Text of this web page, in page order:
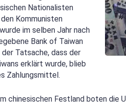
Nationalisten
Kommunisten
im selben Jahr nach
Bank of Taiwan
Tatsache, dass der
erklärt wurde, blieb
Zahlungsmittel.
chinesischen Festland boten die